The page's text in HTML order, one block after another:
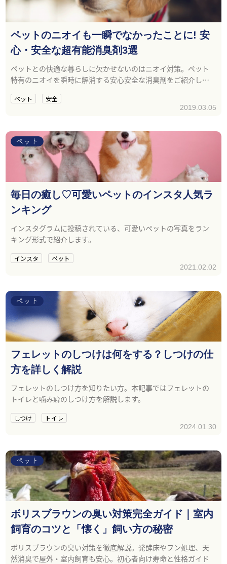
ペットのニオイも一瞬でなかったことに! 安
心・安全な超有能消臭剤3選
ペットとの快適な暮らしに欠かせないのはニオイ対策。ペット
特有のニオイを瞬時に解消する安心安全な消臭剤をご紹介しま
ペット 安全
2019.03.05
ペット
毎日の癒し♡可愛いペットのインスタ人気ラ
ンキング
インスタグラムに投稿されている、可愛いペットの写真をラン
キング形式で紹介します。
インスタ ペット
2021.02.02
ペット
フェレットのしつけは何をする？しつけの仕
方を詳しく解説
フェレットのしつけ方を知りたい方。本記事ではフェレットの
トイレと噛み癖のしつけ方を解説します。
しつけ トイレ
2024.01.30
ペット
ボリスブラウンの臭い対策完全ガイド｜室内
飼育のコツと「懐く」飼い方の秘密
ボリスブラウンの臭い対策を徹底解説。発酵床やフン処理、天
然消臭で屋外・室内飼育も安心。初心者向け寿命と性格ガイド